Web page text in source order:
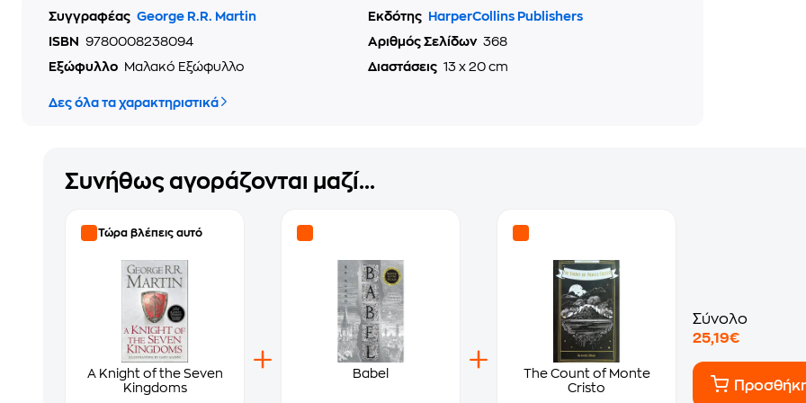
Συγγραφέας George R.R. Martin Εκδότης
HarperCollins Publishers
ISBN
9780008238094 Αριθμός Σελίδων 368
Εξώφυλλο
Μαλακό Εξώφυλλο Διαστάσεις 13 x 20 cm
Δες όλα τα χαρακτηριστικά
Συνήθως αγοράζονται μαζί...
Τώρα βλέπεις αυτό
A Knight of the Seven
Kingdoms
Babel
The Count of Monte
Cristo
Σύνολο
25,19€